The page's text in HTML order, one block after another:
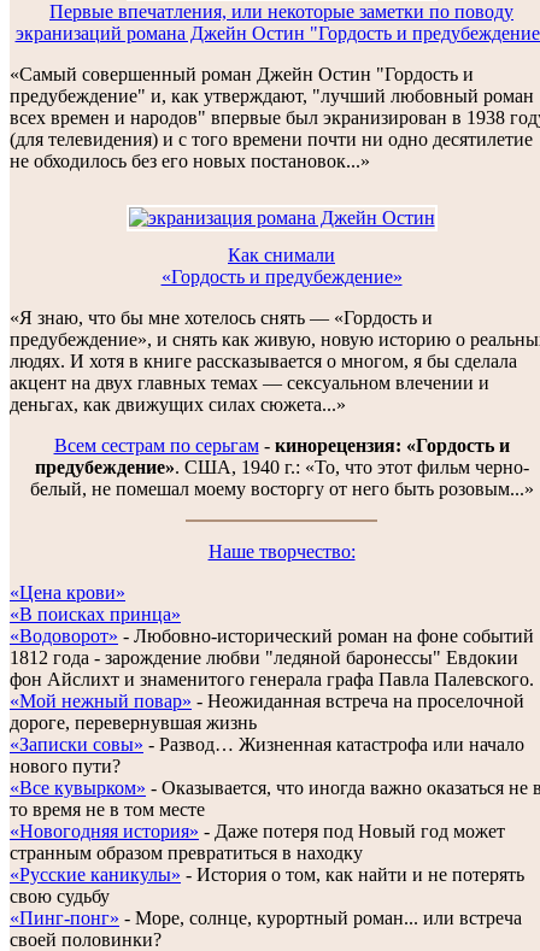
Первые впечатления, или некоторые заметки по поводу
экранизаций романа Джейн Остин "Гордость и
«Самый совершенный роман Джейн Остин "Гордость и
предубеждение" и, как утверждают, "лучший любовный роман
всех времен и народов" впервые был экранизирован в 1938
(для телевидения) и с того времени почти ни одно десятилетие
не обходилось без его новых постановок...»
Как снимали
«Гордость и предубеждение»
«Я знаю, что бы мне хотелось снять — «Гордость и
предубеждение», и снять как живую, новую историю о
людях. И хотя в книге рассказывается о многом, я бы сделала
акцент на двух главных темах — сексуальном влечении и
деньгах, как движущих силах сюжета...»
Всем сестрам по серьгам- кинорецензия: «Гордость и
предубеждение». США, 1940 г.: «То, что этот фильм черно-
белый, не помешал моему восторгу от него быть розовым...»
Наше творчество:
«Цена крови»
«В поисках принца»
«Водоворот» - Любовно-исторический роман на фоне событий
1812 года - зарождение любви "ледяной баронессы" Евдокии
фон Айслихт и знаменитого генерала графа Павла Палевского.
«Мой нежный повар» - Неожиданная встреча на проселочной
дороге, перевернувшая жизнь
«Записки совы» - Развод… Жизненная катастрофа или начало
нового пути?
«Все кувырком» - Оказывается, что иногда важно оказаться не
то время не в том месте
«Новогодняя история» - Даже потеря под Новый год может
странным образом превратиться в находку
«Русские каникулы» - История о том, как найти и не потерять
свою судьбу
«Пинг-понг» - Море, солнце, курортный роман... или встреча
своей половинки?